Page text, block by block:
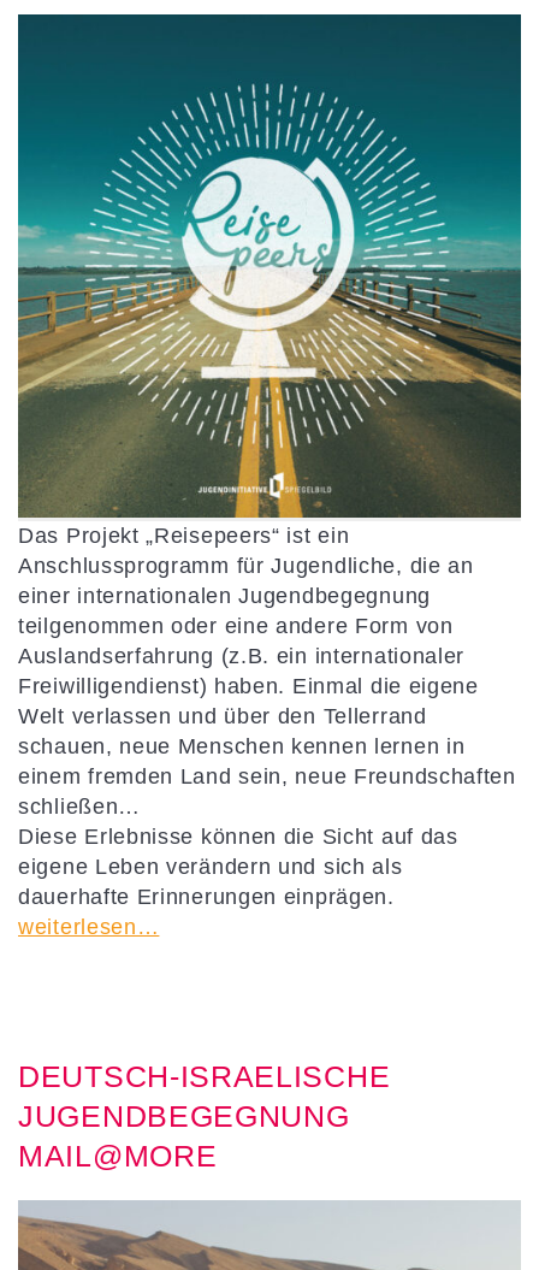
Das Projekt „Reisepeers“ ist ein
Anschlussprogramm für Jugendliche, die an
einer internationalen Jugendbegegnung
teilgenommen oder eine andere Form von
Auslandserfahrung (z.B. ein internationaler
Freiwilligendienst) haben. Einmal die eigene
Welt verlassen und über den Tellerrand
schauen, neue Menschen kennen lernen in
einem fremden Land sein, neue Freundschaften
schließen…
Diese Erlebnisse können die Sicht auf das
eigene Leben verändern und sich als
dauerhafte Erinnerungen einprägen.
weiterlesen…
DEUTSCH-ISRAELISCHE
JUGENDBEGEGNUNG
MAIL@MORE